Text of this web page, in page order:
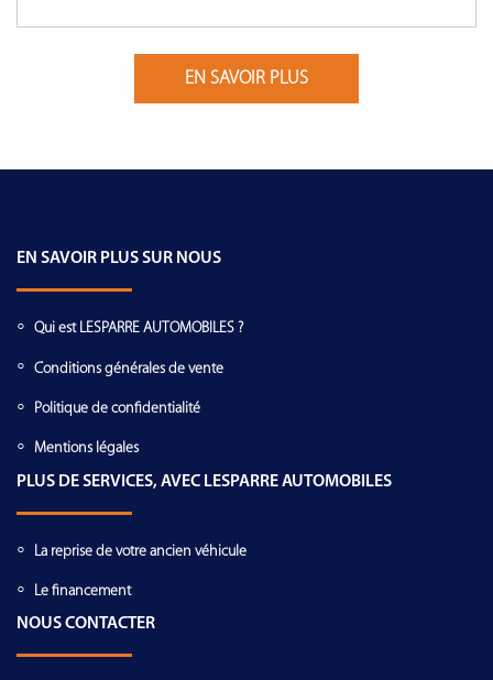
EN SAVOIR PLUS
EN SAVOIR PLUS SUR NOUS
Qui est LESPARRE AUTOMOBILES ?
Conditions générales de vente
Politique de confidentialité
Mentions légales
PLUS DE SERVICES, AVEC LESPARRE AUTOMOBILES
La reprise de votre ancien véhicule
Le financement
NOUS CONTACTER